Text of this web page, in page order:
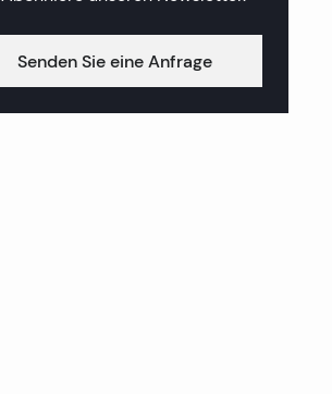
Senden Sie eine Anfrage